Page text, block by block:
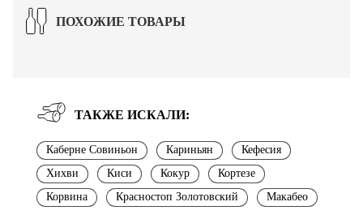
ПОХОЖИЕ ТОВАРЫ
ТАКЖЕ ИСКАЛИ:
Каберне Совиньон Кариньян
Кефесия
Хихви
Киси Кокур
Кортезе
Корвина
Красностоп Золотовский Макабео